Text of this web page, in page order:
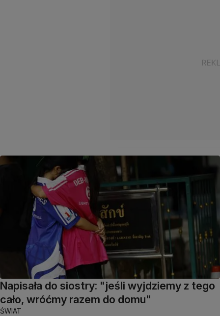
Napisała do siostry: "jeśli wyjdziemy z tego
cało, wróćmy razem do domu"
ŚWIAT